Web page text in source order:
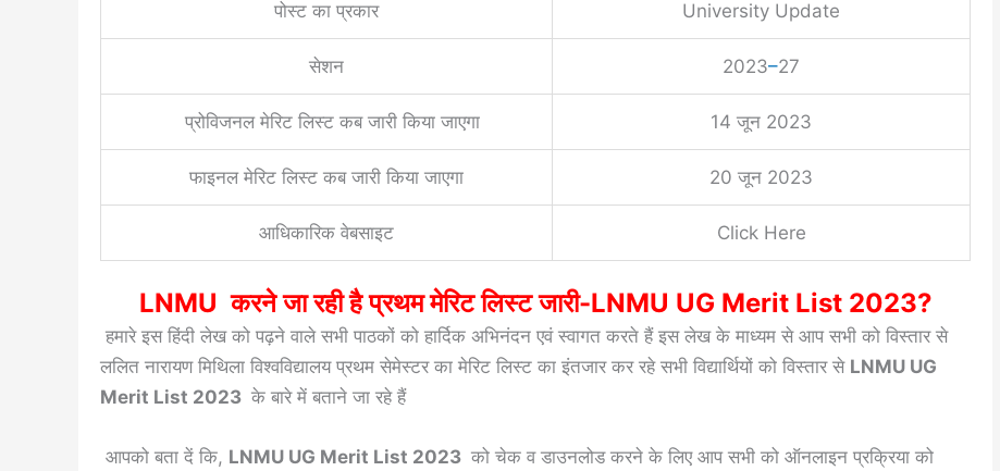
पोस्ट का प्रकार University Update
सेशन 2023–27
प्रोविजनल मेरिट लिस्ट कब जारी किया जाएगा 14 जून 2023
फाइनल मेरिट लिस्ट कब जारी किया जाएगा 20 जून 2023
आधिकारिक वेबसाइट Click Here
LNMU करने जा रही है प्रथम मेरिट लिस्ट जारी-LNMU UG Merit List 2023?
हमारे इस हिंदी लेख को पढ़ने वाले सभी पाठकों को हार्दिक अभिनंदन एवं स्वागत करते हैं इस लेख के माध्यम से आप सभी को विस्तार से
ललित नारायण मिथिला विश्वविद्यालय प्रथम सेमेस्टर का मेरिट लिस्ट का इंतजार कर रहे सभी विद्यार्थियों को विस्तार से LNMU UG
Merit List 2023 के बारे में बताने जा रहे हैं
आपको बता दें कि, LNMU UG Merit List 2023 को चेक व डाउनलोड करने के लिए आप सभी को ऑनलाइन प्रक्रिया को